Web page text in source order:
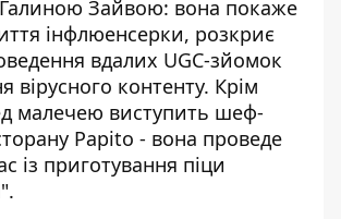
Зайвою: вона покаже
інфлюенсерки, розкриє
вдалих UGC-зйомок
вірусного контенту. Крім
малечею виступить шеф-
Papito - вона проведе
із приготування піци